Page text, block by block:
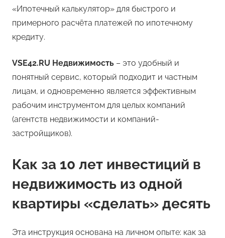
«Ипотечный калькулятор» для быстрого и
примерного расчёта платежей по ипотечному
кредиту.
VSE42.RU Недвижимость – это удобный и
понятный сервис, который подходит и частным
лицам, и одновременно является эффективным
рабочим инструментом для целых компаний
(агентств недвижимости и компаний-
застройщиков).
Как за 10 лет инвестиций в
недвижимость из одной
квартиры «сделать» десять
Эта инструкция основана на личном опыте: как за